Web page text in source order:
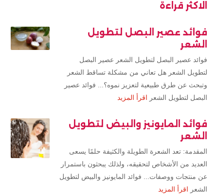
الاكثر قراءة
فوائد عصير البصل لتطويل
الشعر
فوائد عصير البصل لتطويل الشعر عصير البصل
لتطويل الشعر هل تعاني من مشكلة تساقط الشعر
وتبحث عن طرق طبيعية لتعزيز نموه؟... فوائد عصير
البصل لتطويل الشعر اقرأ المزيد
فوائد المايونيز والبيض لتطويل
الشعر
المقدمة: تعد الشعرة الطويلة والكثيفة حلمًا يسعى
العديد من الأشخاص لتحقيقه، ولذلك يبحثون باستمرار
عن منتجات ووصفات... فوائد المايونيز والبيض لتطويل
الشعر اقرأ المزيد